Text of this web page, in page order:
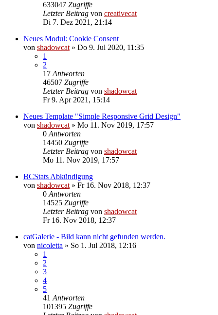
633047 Zugriffe
Letzter Beitrag von creativecat
Di 7. Dez 2021, 21:14
Neues Modul: Cookie Consent
von shadowcat » Do 9. Jul 2020, 11:35
1
2
17 Antworten
46507 Zugriffe
Letzter Beitrag von shadowcat
Fr 9. Apr 2021, 15:14
Neues Template "Simple Responsive Grid Design"
von shadowcat » Mo 11. Nov 2019, 17:57
0 Antworten
14450 Zugriffe
Letzter Beitrag von shadowcat
Mo 11. Nov 2019, 17:57
BCStats Abkündigung
von shadowcat » Fr 16. Nov 2018, 12:37
0 Antworten
14525 Zugriffe
Letzter Beitrag von shadowcat
Fr 16. Nov 2018, 12:37
catGalerie - Bild kann nicht gefunden werden.
von nicoletta » So 1. Jul 2018, 12:16
1
2
3
4
5
41 Antworten
101395 Zugriffe